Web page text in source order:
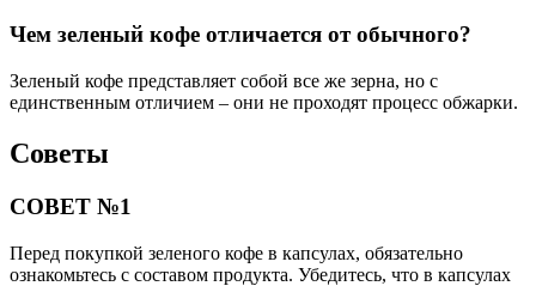
Чем зеленый кофе отличается от обычного?
Зеленый кофе представляет собой все же зерна, но с
единственным отличием – они не проходят процесс обжарки.
Советы
СОВЕТ №1
Перед покупкой зеленого кофе в капсулах, обязательно
ознакомьтесь с составом продукта. Убедитесь, что в капсулах